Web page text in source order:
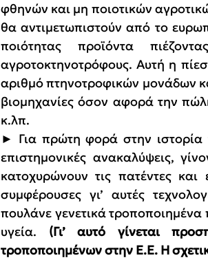
φθηνών και μη ποιοτικών
θα αντιμετωπιστούν από το
ποιότητας προϊόντα
αγροτοκτηνοτρόφους. Αυτή η
αριθμό πτηνοτροφικών μονάδων
βιομηχανίες όσον αφορά την
κ.λπ.
► Για πρώτη φορά στην ιστορία
επιστημονικές ανακαλύψεις,
κατοχυρώνουν τις πατέντες
συμφέρουσες γι’ αυτές
πουλάνε γενετικά
υγεία. (Γι’ αυτό γίνεται
τροποποιημένων στην Ε.Ε. Η